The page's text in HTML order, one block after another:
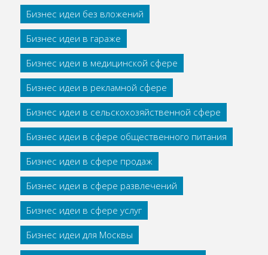
Бизнес идеи без вложений
Бизнес идеи в гараже
Бизнес идеи в медицинской сфере
Бизнес идеи в рекламной сфере
Бизнес идеи в сельскохозяйственной сфере
Бизнес идеи в сфере общественного питания
Бизнес идеи в сфере продаж
Бизнес идеи в сфере развлечений
Бизнес идеи в сфере услуг
Бизнес идеи для Москвы